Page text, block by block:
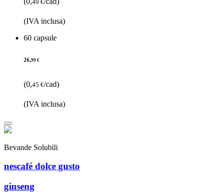
49 €
(IVA inclusa)
60 capsule
26,99 €
(0,45 €/cad)
(IVA inclusa)
Bevande Solubili
nescafé dolce gusto
ginseng